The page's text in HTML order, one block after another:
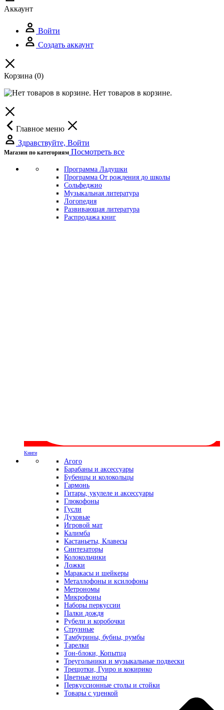
Аккаунт
Войти
Создать аккаунт
Корзина (0)
Нет товаров в корзине.
Главное меню
Здравствуйте, Войти
Магазин по категориям Посмотреть все
Программа Ладушки
Программа От рождения до школы
Сольфеджио
Музыкальная литература
Логопедия
Развивающая литература
Распродажа книг
Книги
Агого
Барабаны и аксессуары
Бубенцы и колокольцы
Гармонь
Гитары, укулеле и аксессуары
Глюкофоны
Гусли
Духовые
Игровой мат
Калимба
Кастаньеты, Клавесы
Синтезаторы
Колокольчики
Ложки
Маракасы и шейкеры
Металлофоны и ксилофоны
Метрономы
Микрофоны
Наборы перкуссии
Палки дождя
Рубели и коробочки
Струнные
Тамбурины, бубны, румбы
Тарелки
Тон-блоки, Копытца
Треугольники и музыкальные подвески
Трещотки, Гуиро и кокирико
Цветные ноты
Перкуссионные столы и стойки
Товары с уценкой